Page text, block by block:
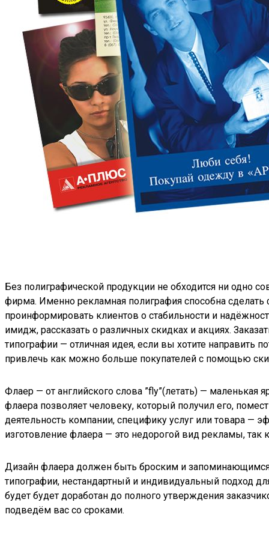
Без полиграфической продукции не обходится ни одно
фирма. Именно рекламная полиграфия способна
проинформировать клиентов о стабильности и
имидж, рассказать о различных скидках и акциях.
типографии — отличная идея, если вы хотите направить
привлечь как можно больше покупателей с помощью
Флаер — от английского слова ”fly”(летать) — маленькая
флаера позволяет человеку, который получил его,
деятельность компании, специфику услуг или товара —
изготовление флаера — это недорогой вид рекламы,
Дизайн флаера должен быть броским и
типографии, нестандартный и индивидуальный подход
будет будет доработан до полного утверждения
подведём вас со сроками.